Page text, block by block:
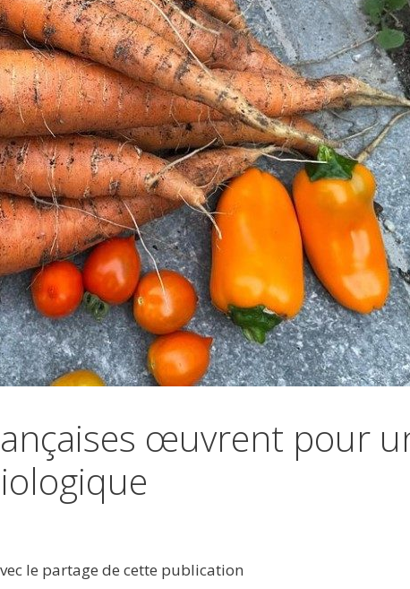
œuvrent pour
le partage de cette publication